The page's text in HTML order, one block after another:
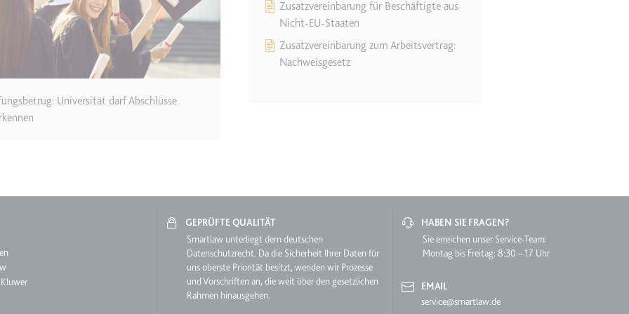
Benutzereinstellungen beim Abruf eines auf anderen Webseiten integrierten Youtube-
Universität darf Abschlüsse
Zusatzvereinbarung für Beschäftigte aus
Nicht-EU-Staaten
Zusatzvereinbarung zum Arbeitsvertrag:
Nachweisgesetz
GEPRÜFTE QUALITÄT
Smartlaw unterliegt dem deutschen
Datenschutzrecht. Da die Sicherheit Ihrer Daten für
uns oberste Priorität besitzt, wenden wir Prozesse
und Vorschriften an, die weit über den gesetzlichen
Rahmen hinausgehen.
HABEN SIE FRAGEN?
Sie erreichen unser Service-Team:
Montag bis Freitag: 8:30 – 17 Uhr
EMAIL
service@smartlaw.de